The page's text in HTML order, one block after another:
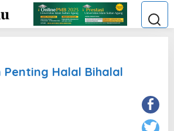
Penting Halal Bihalal